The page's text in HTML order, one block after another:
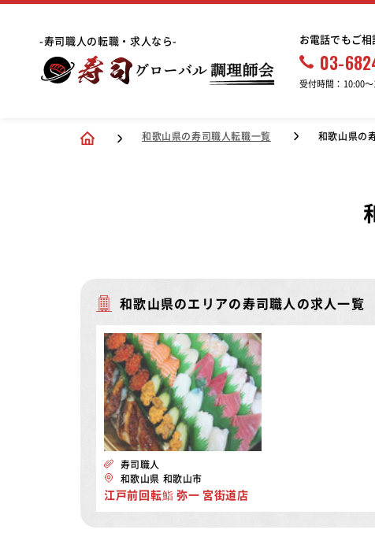
-寿司職人の転職・求人なら- お電話でもご相
03-
受付時間：10:00〜
和歌山県の寿司職人転職一覧 和歌山県の
和歌山県のエリアの寿司職人の求人一覧
寿司職人
和歌山県 和歌山市
江戸前回転鮨 弥一 宮街道店